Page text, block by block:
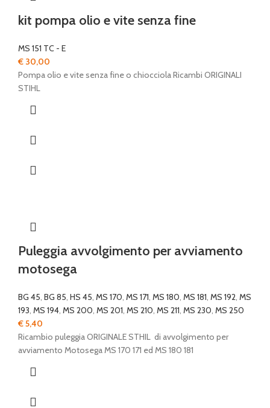
kit pompa olio e vite senza fine
MS 151 TC - E
€ 30,00
Pompa olio e vite senza fine o chiocciola Ricambi ORIGINALI
STIHL
Puleggia avvolgimento per avviamento
motosega
BG 45, BG 85, HS 45, MS 170, MS 171, MS 180, MS 181, MS 192, MS
193, MS 194, MS 200, MS 201, MS 210, MS 211, MS 230, MS 250
€5,40
Ricambio puleggia ORIGINALE STHIL di avvolgimento per
avviamento Motosega MS 170 171 ed MS 180 181